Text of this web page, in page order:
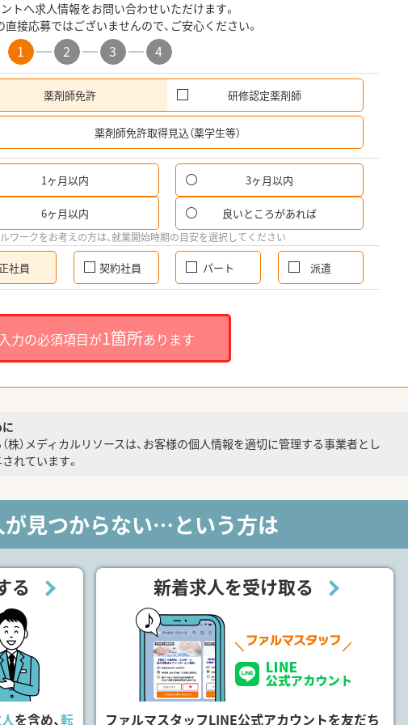
トへ求人情報をお問い合わせいただけます。
直接応募ではございませんので、ご安心ください。
1 2 3 4
薬剤師免許 研修認定薬剤師
薬剤師免許取得見込（薬学生等）
1ヶ月以内 3ヶ月以内
6ヶ月以内 良いところがあれば
ワークをお考えの方は、就業開始時期の目安を選択してください
正社員 契約社員 パート 派遣
力の必須項目が1箇所あります
株）メディカルリソースは、お客様の個人情報を適切に管理する事業者とし
れています。
が見つからない…という方は
る
を含め、転
新着求人を受け取る
ファルマスタッフLINE公式アカウントを友だち